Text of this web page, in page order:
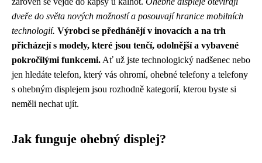
dveře do světa nových možností a posouvají hranice mobilních
technologií. Výrobci se předhánějí v inovacích a na trh
přicházejí s modely, které jsou tenčí, odolnější a vybavené
pokročilými funkcemi. Ať už jste technologický nadšenec nebo
jen hledáte telefon, který vás ohromí, ohebné telefony a telefony
s ohebným displejem jsou rozhodně kategorií, kterou byste si
neměli nechat ujít.
Jak funguje ohebný displej?